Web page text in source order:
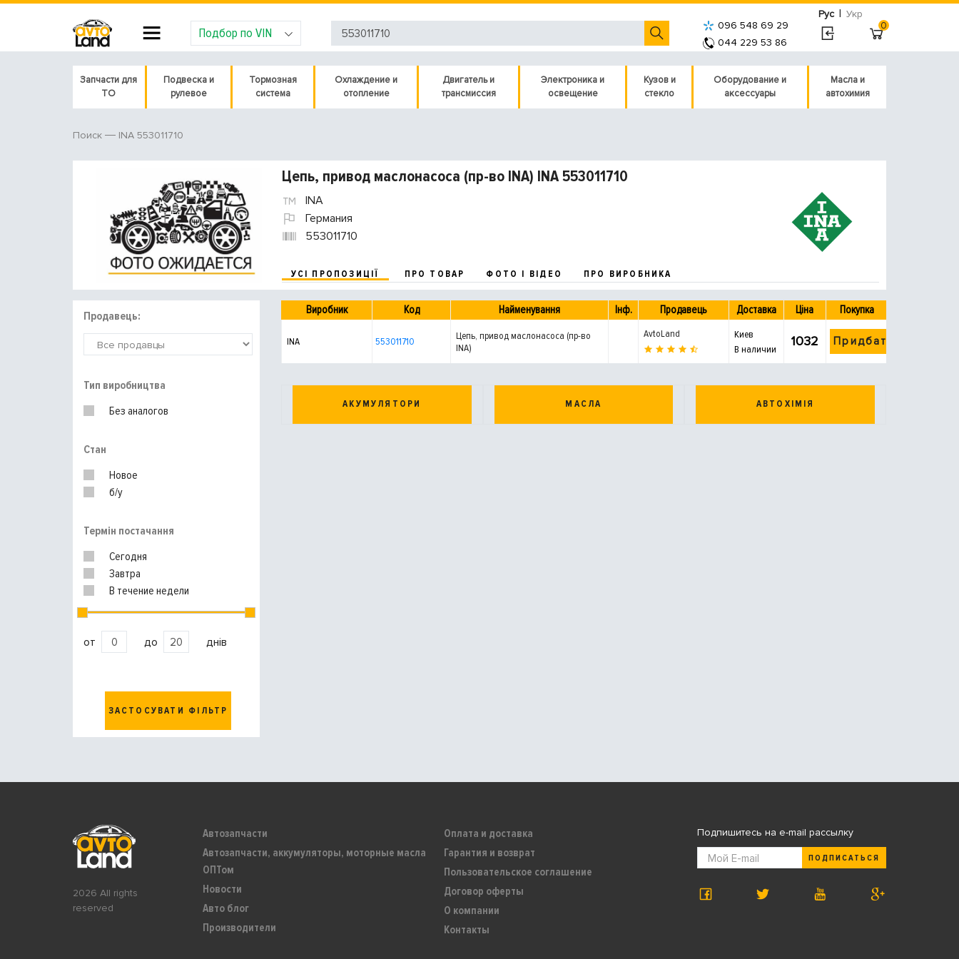
Рус | Укр
Подбор по VIN
096 548 69 29
044 229 53 86
0
Запчасти для
ТО
Подвеска и
рулевое
Тормозная
система
Охлаждение и
отопление
Двигатель и
трансмиссия
Электроника и
освещение
Кузов и
стекло
Оборудование и
аксессуары
Масла и
автохимия
Поиск INA 553011710
Цепь, привод маслонасоса (пр-во INA) INA 553011710
INA
Германия
553011710
УСІ ПРОПОЗИЦІЇ ПРО ТОВАР ФОТО І ВІДЕО ПРО ВИРОБНИКА
Продавець:
Тип виробництва
Без аналогов
Стан
Новое
б/у
Термін постачання
Сегодня
Завтра
В течение недели
от до днів
ЗАСТОСУВАТИ ФІЛЬТР
Виробник Код Найменування Інф. Продавець Доставка Ціна Покупка
INA 553011710
Цепь, привод маслонасоса (пр-во
INA)
AvtoLand
Киев
В наличии
1032 Придбати
АКУМУЛЯТОРИ МАСЛА АВТОХІМІЯ
2026 All rights
reserved
Автозапчасти
Автозапчасти, аккумуляторы, моторные масла
ОПТом
Новости
Авто блог
Производители
Оплата и доставка
Гарантия и возврат
Пользовательское соглашение
Договор оферты
О компании
Контакты
Подпишитесь на e-mail рассылку
ПОДПИСАТЬСЯ